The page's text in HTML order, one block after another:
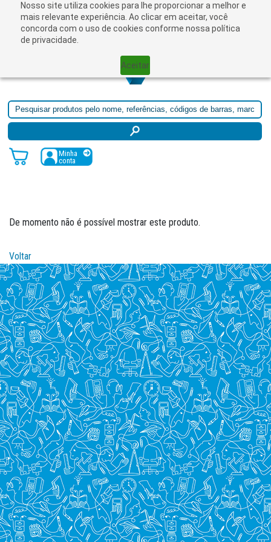
Nosso site utiliza cookies para lhe proporcionar a melhor e
mais relevante experiência. Ao clicar em aceitar, você
concorda com o uso de cookies conforme nossa política
de privacidade.
Aceitar
Minha
conta
De momento não é possível mostrar este produto.
Voltar